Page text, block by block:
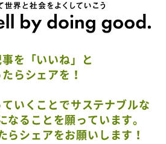
を「いいね」と
らシェアを！
いくことでサステナブルな
なることを願っています。
らシェアをお願いします！